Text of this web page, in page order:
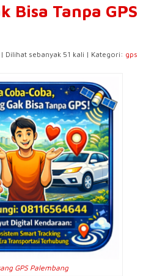
Bisa Tanpa GPS
Dilihat sebanyak 51 kali | Kategori: gps
GPS Palembang